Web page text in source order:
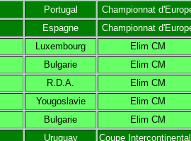
Portugal
Championnat
Espagne
Championnat
Luxembourg
Elim CM
Bulgarie
Elim CM
R.D.A.
Elim CM
Yougoslavie
Elim CM
Bulgarie
Elim CM
Uruguay
Coupe